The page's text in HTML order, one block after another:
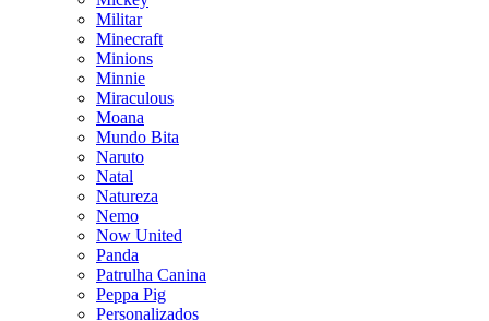
Militar
Minecraft
Minions
Minnie
Miraculous
Moana
Mundo Bita
Naruto
Natal
Natureza
Nemo
Now United
Panda
Patrulha Canina
Peppa Pig
Personalizados